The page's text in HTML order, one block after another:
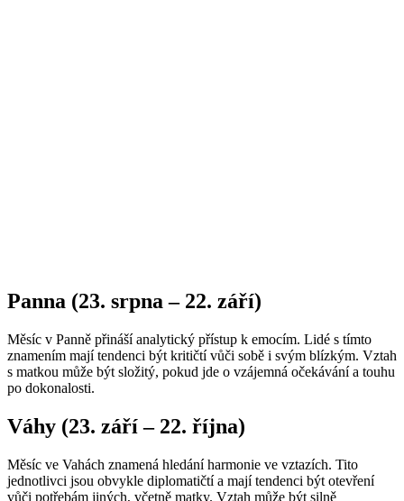
Panna (23. srpna – 22. září)
Měsíc v Panně přináší analytický přístup k emocím. Lidé s tímto
znamením mají tendenci být kritičtí vůči sobě i svým blízkým. Vztah
s matkou může být složitý, pokud jde o vzájemná očekávání a touhu
po dokonalosti.
Váhy (23. září – 22. října)
Měsíc ve Vahách znamená hledání harmonie ve vztazích. Tito
jednotlivci jsou obvykle diplomatičtí a mají tendenci být otevření
vůči potřebám jiných, včetně matky. Vztah může být silně